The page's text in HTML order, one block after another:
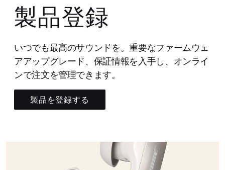
製品登録
いつでも最高のサウンドを。重要なファームウェ
アアップグレード、保証情報を入手し、オンライ
ンで注文を管理できます。
製品を登録する